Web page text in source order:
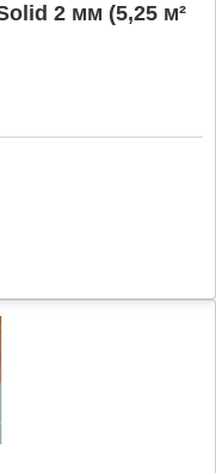
2 мм (5,25 м²